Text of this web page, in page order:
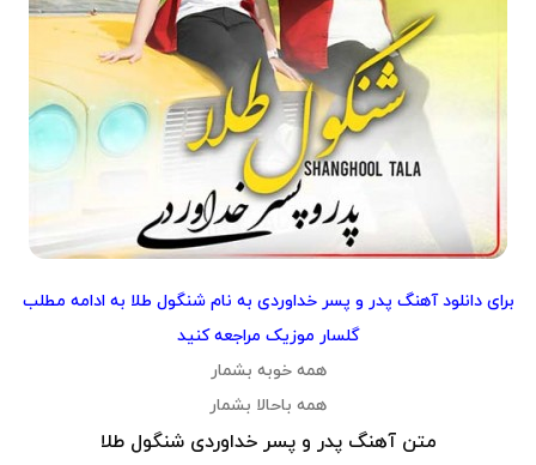
برایدانلود آهنگ پدر و پسر خداوردی به نام شنگول طلا به ادامه مطلب
گلسار موزیک مراجعه کنید
همه خوبه بشمار
همه باحالا بشمار
متن آهنگ پدر و پسر خداوردی شنگول طلا